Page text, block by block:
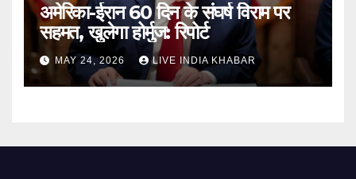
अमेरिका-ईरान 60 दिन के संघर्ष विराम पर
सहमत, खुलेगा होर्मुज: रिपोर्ट
MAY 24, 2026 LIVE INDIA KHABAR